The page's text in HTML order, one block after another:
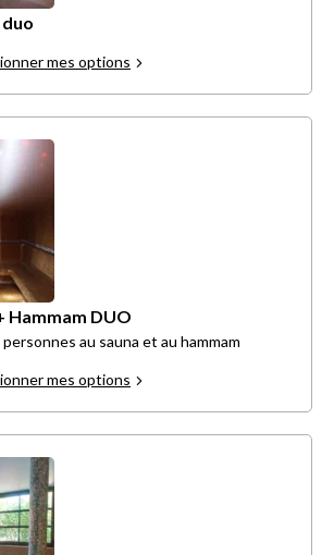
mes options
Hammam DUO
au sauna et au hammam
mes options